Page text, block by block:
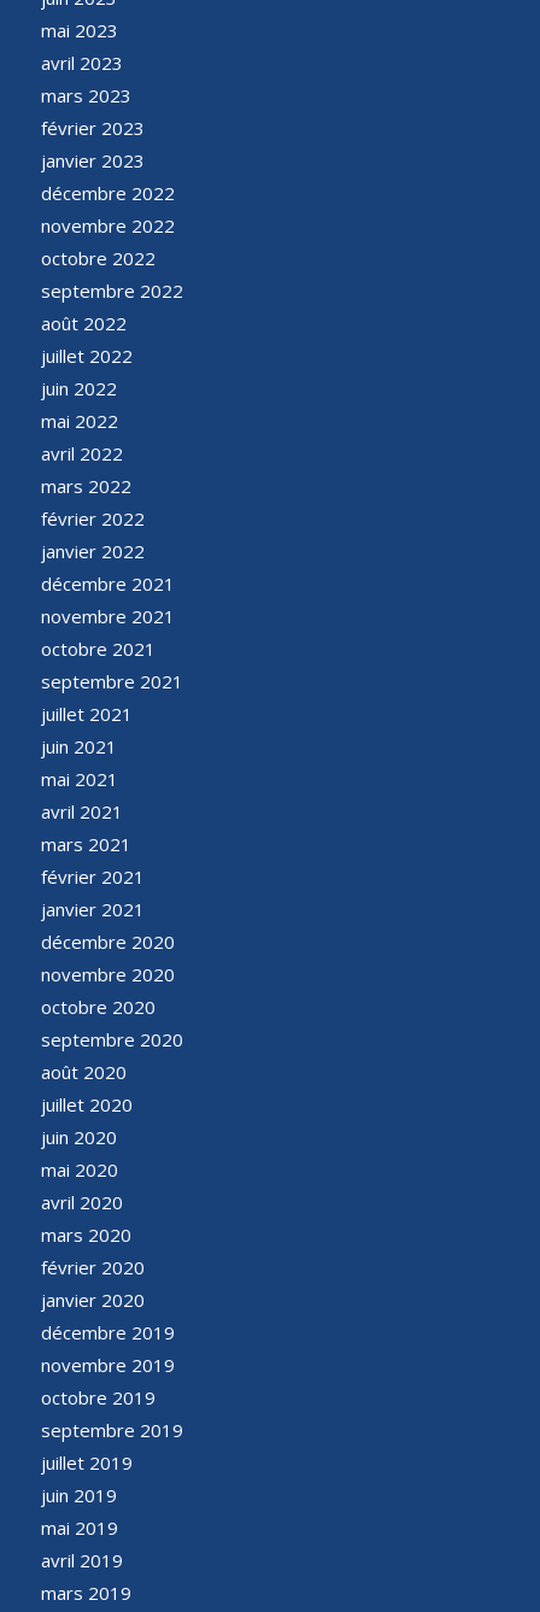
mai 2023
avril 2023
mars 2023
février 2023
janvier 2023
décembre 2022
novembre 2022
octobre 2022
septembre 2022
août 2022
juillet 2022
juin 2022
mai 2022
avril 2022
mars 2022
février 2022
janvier 2022
décembre 2021
novembre 2021
octobre 2021
septembre 2021
juillet 2021
juin 2021
mai 2021
avril 2021
mars 2021
février 2021
janvier 2021
décembre 2020
novembre 2020
octobre 2020
septembre 2020
août 2020
juillet 2020
juin 2020
mai 2020
avril 2020
mars 2020
février 2020
janvier 2020
décembre 2019
novembre 2019
octobre 2019
septembre 2019
juillet 2019
juin 2019
mai 2019
avril 2019
mars 2019